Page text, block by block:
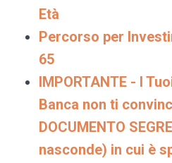
Età
Percorso per
65
IMPORTANTE - I
Banca non ti
DOCUMENTO
nasconde) in cui è